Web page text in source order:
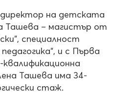
директор на детската
Ташева – магистър от
специалност
и с Първа
Ташева има 34-
стаж.